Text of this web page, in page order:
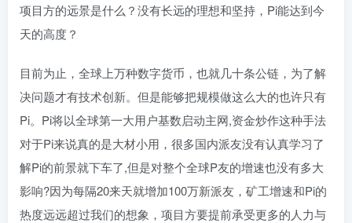
项目方的远景是什么？没有长远的理想和坚持，Pi能达到今
天的高度？
目前为止，全球上万种数字货币，也就几十条公链，为了解
决问题才有技术创新。但是能够把规模做这么大的也许只有
Pi。Pi将以全球第一大用户基数启动主网,资金炒作这种手法
对于Pi来说真的是大材小用，很多国内派友没有认真学习了
解Pi的前景就下车了,但是对整个全球P友的增速也没有多大
影响?因为每隔20来天就增加100万新派友，矿工增速和Pi的
热度远远超过我们的想象，项目方要提前承受更多的人力与